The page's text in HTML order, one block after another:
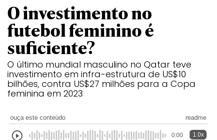
O investimento no
futebol feminino é
suficiente?
O último mundial masculino no Qatar teve
investimento em infra-estrutura de US$10
bilhões, contra US$27 milhões para a Copa
feminina em 2023
ouça este conteúdo readme
0:00 1.0x